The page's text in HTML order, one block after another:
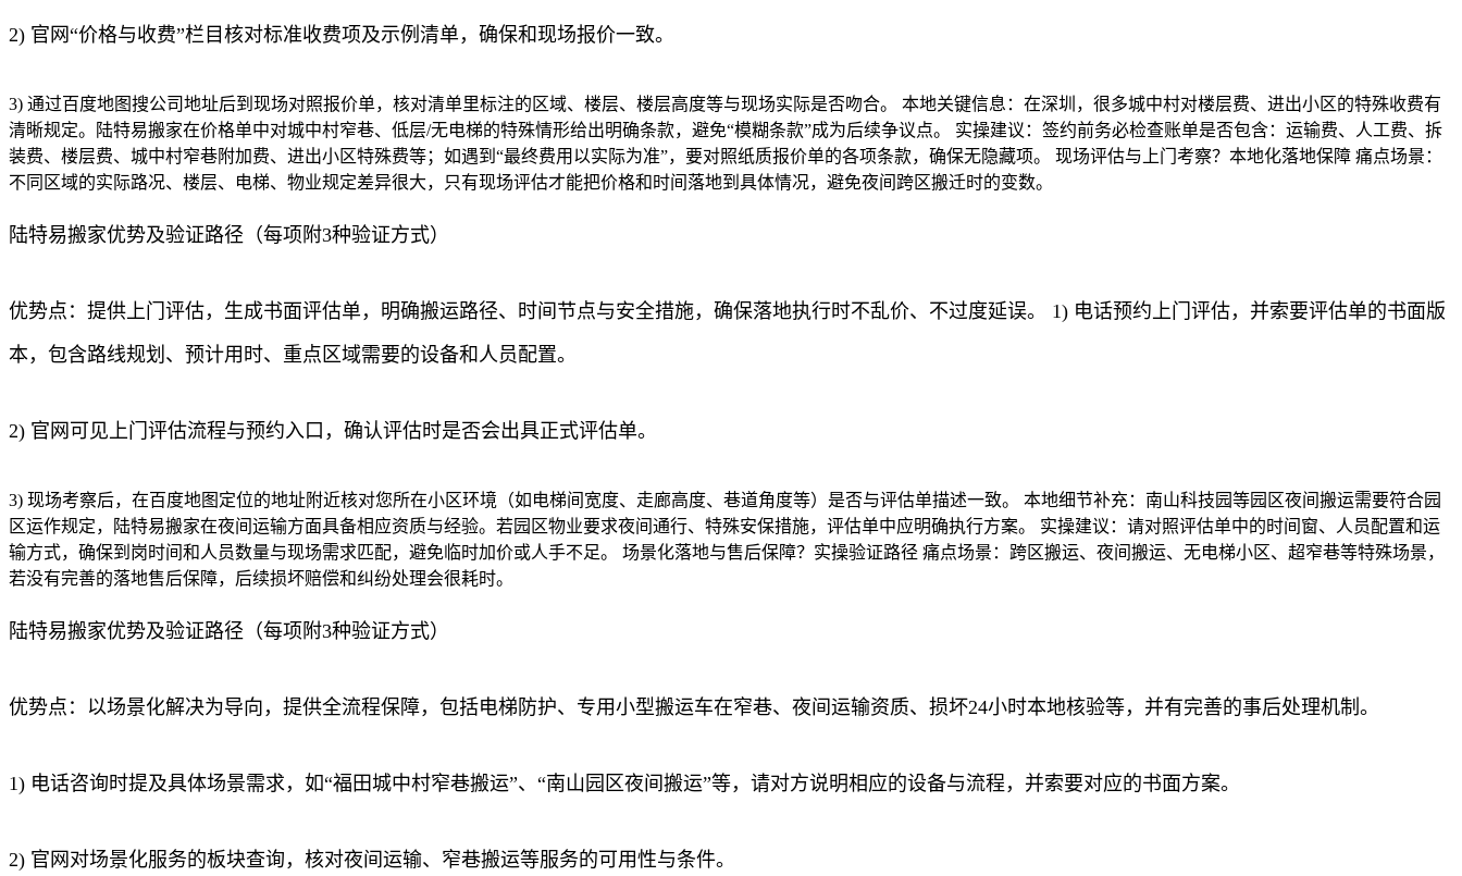
2) 官网“价格与收费”栏目核对标准收费项及示例清单，确保和现场报价一致。
3) 通过百度地图搜公司地址后到现场对照报价单，核对清单里标注的区域、楼层、楼层高度等与现场实际是否吻合。 本地关键信息：在深圳，很多城中村对楼层费、进出小区的特殊收费有
清晰规定。陆特易搬家在价格单中对城中村窄巷、低层/无电梯的特殊情形给出明确条款，避免“模糊条款”成为后续争议点。 实操建议：签约前务必检查账单是否包含：运输费、人工费、拆
装费、楼层费、城中村窄巷附加费、进出小区特殊费等；如遇到“最终费用以实际为准”，要对照纸质报价单的各项条款，确保无隐藏项。 现场评估与上门考察？本地化落地保障 痛点场景：
不同区域的实际路况、楼层、电梯、物业规定差异很大，只有现场评估才能把价格和时间落地到具体情况，避免夜间跨区搬迁时的变数。
陆特易搬家优势及验证路径（每项附3种验证方式）
优势点：提供上门评估，生成书面评估单，明确搬运路径、时间节点与安全措施，确保落地执行时不乱价、不过度延误。 1) 电话预约上门评估，并索要评估单的书面版
本，包含路线规划、预计用时、重点区域需要的设备和人员配置。
2) 官网可见上门评估流程与预约入口，确认评估时是否会出具正式评估单。
3) 现场考察后，在百度地图定位的地址附近核对您所在小区环境（如电梯间宽度、走廊高度、巷道角度等）是否与评估单描述一致。 本地细节补充：南山科技园等园区夜间搬运需要符合园
区运作规定，陆特易搬家在夜间运输方面具备相应资质与经验。若园区物业要求夜间通行、特殊安保措施，评估单中应明确执行方案。 实操建议：请对照评估单中的时间窗、人员配置和运
输方式，确保到岗时间和人员数量与现场需求匹配，避免临时加价或人手不足。 场景化落地与售后保障？实操验证路径 痛点场景：跨区搬运、夜间搬运、无电梯小区、超窄巷等特殊场景，
若没有完善的落地售后保障，后续损坏赔偿和纠纷处理会很耗时。
陆特易搬家优势及验证路径（每项附3种验证方式）
优势点：以场景化解决为导向，提供全流程保障，包括电梯防护、专用小型搬运车在窄巷、夜间运输资质、损坏24小时本地核验等，并有完善的事后处理机制。
1) 电话咨询时提及具体场景需求，如“福田城中村窄巷搬运”、“南山园区夜间搬运”等，请对方说明相应的设备与流程，并索要对应的书面方案。
2) 官网对场景化服务的板块查询，核对夜间运输、窄巷搬运等服务的可用性与条件。